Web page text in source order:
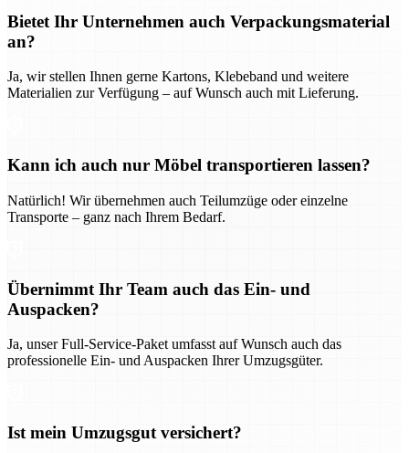
Bietet Ihr Unternehmen auch Verpackungsmaterial
an?
Ja, wir stellen Ihnen gerne Kartons, Klebeband und weitere
Materialien zur Verfügung – auf Wunsch auch mit Lieferung.
Kann ich auch nur Möbel transportieren lassen?
Natürlich! Wir übernehmen auch Teilumzüge oder einzelne
Transporte – ganz nach Ihrem Bedarf.
Übernimmt Ihr Team auch das Ein- und
Auspacken?
Ja, unser Full-Service-Paket umfasst auf Wunsch auch das
professionelle Ein- und Auspacken Ihrer Umzugsgüter.
Ist mein Umzugsgut versichert?